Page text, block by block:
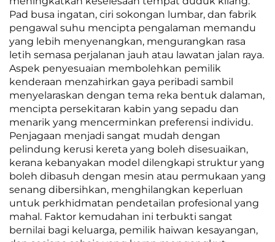
Pad busa ingatan, ciri sokongan lumbar, dan fabrik
pengawal suhu mencipta pengalaman memandu
yang lebih menyenangkan, mengurangkan rasa
letih semasa perjalanan jauh atau lawatan jalan raya.
Aspek penyesuaian membolehkan pemilik
kenderaan menzahirkan gaya peribadi sambil
menyelaraskan dengan tema reka bentuk dalaman,
mencipta persekitaran kabin yang sepadu dan
menarik yang mencerminkan preferensi individu.
Penjagaan menjadi sangat mudah dengan
pelindung kerusi kereta yang boleh disesuaikan,
kerana kebanyakan model dilengkapi struktur yang
boleh dibasuh dengan mesin atau permukaan yang
senang dibersihkan, menghilangkan keperluan
untuk perkhidmatan pendetailan profesional yang
mahal. Faktor kemudahan ini terbukti sangat
bernilai bagi keluarga, pemilik haiwan kesayangan,